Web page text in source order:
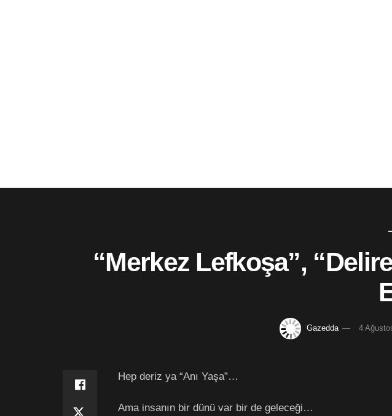
“Merkez Lefkoşa”,
Gazedda 4
Hep deriz ya “Anı Yaşa”…
Ama insanın bir dünü var bir de geleceği…